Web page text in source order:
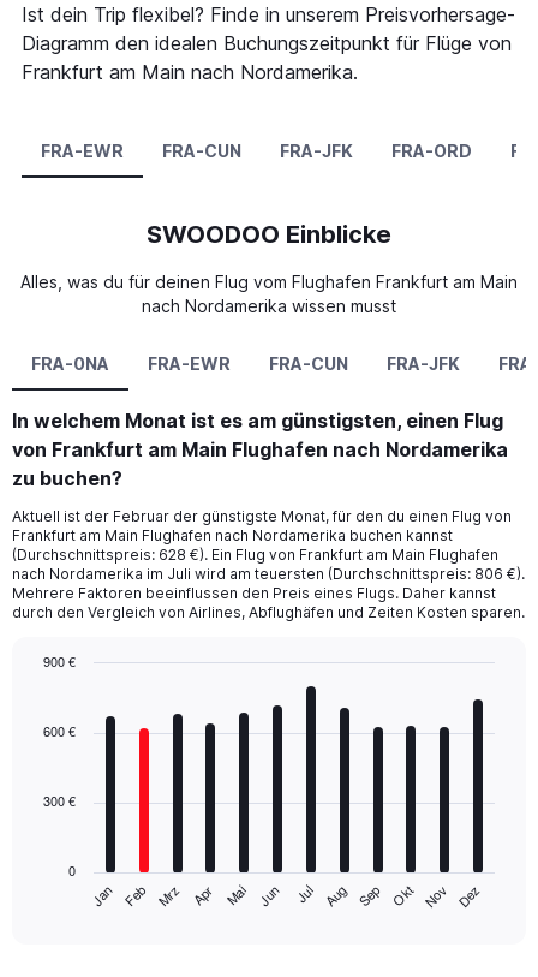
Ist dein Trip flexibel? Finde in unserem Preisvorhersage-
Diagramm den idealen Buchungszeitpunkt für Flüge von
Frankfurt am Main nach Nordamerika.
FRA-EWR FRA-CUN FRA-JFK FRA-ORD
SWOODOO Einblicke
Alles, was du für deinen Flug vom Flughafen Frankfurt am Main
nach Nordamerika wissen musst
FRA-0NA FRA-EWR FRA-CUN FRA-JFK
In welchem Monat ist es am günstigsten, einen Flug
von Frankfurt am Main Flughafen nach Nordamerika
zu buchen?
Aktuell ist der Februar der günstigste Monat, für den du einen Flug von
Frankfurt am Main Flughafen nach Nordamerika buchen kannst
(Durchschnittspreis: 628 €). Ein Flug von Frankfurt am Main Flughafen
nach Nordamerika im Juli wird am teuersten (Durchschnittspreis: 806 €).
Mehrere Faktoren beeinflussen den Preis eines Flugs. Daher kannst
durch den Vergleich von Airlines, Abflughäfen und Zeiten Kosten sparen.
with
The
Jan Feb Mrz Apr Mai Jun Jul Aug Sep Okt Nov Dez
0
300 €
600 €
900 €